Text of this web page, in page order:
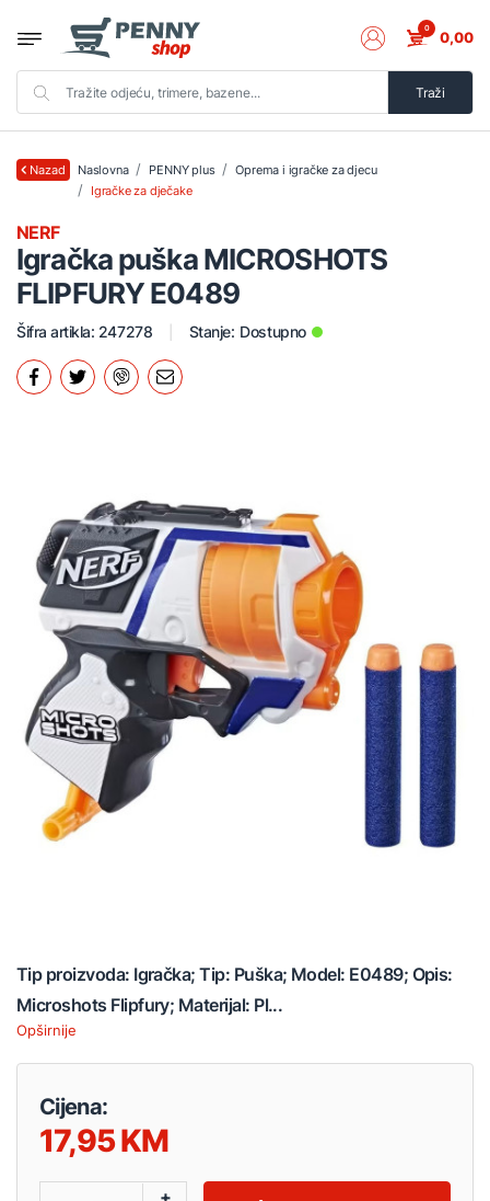
Traži
0 0,00
Nazad Naslovna PENNY plus
Oprema i igračke za djecu
Igračke za dječake
Igračka puška MICROSHOTS
FLIPFURY E0489
NERF
Šifra artikla: 247278 Stanje: Dostupno
Tip proizvoda: Igračka; Tip: Puška; Model: E0489; Opis:
Microshots Flipfury; Materijal: Pl...
Opširnije
Cijena:
17,95
+